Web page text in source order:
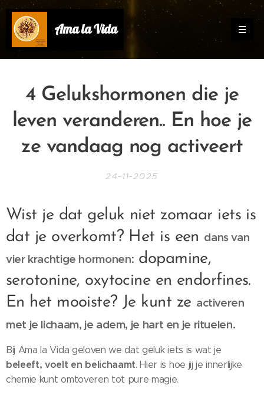
Ama la Vida
4 Gelukshormonen die je
leven veranderen.. En hoe je
ze vandaag nog activeert
24-11-2025
Wist je dat geluk niet zomaar iets is
dat je overkomt? Het is een dans van
vier krachtige hormonen: dopamine,
serotonine, oxytocine en endorfines.
En het mooiste? Je kunt ze activeren
met je lichaam, je adem, je hart en je rituelen.
Bij Ama la Vida geloven we dat geluk iets is wat je
beleeft, voelt en belichaamt. Hier is hoe jij je innerlijke
chemie kunt omtoveren tot pure magie.